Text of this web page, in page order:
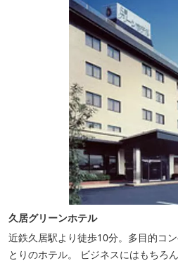
久居グリーンホテル
近鉄久居駅より徒歩10分。多目的コ
とりのホテル。 ビジネスにはもちろ